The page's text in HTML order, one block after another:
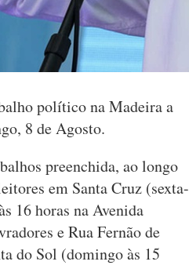
político na Madeira a
8 de Agosto.
preenchida, ao longo
em Santa Cruz (sexta-
16 horas na Avenida
e Rua Fernão de
do Sol (domingo às 15